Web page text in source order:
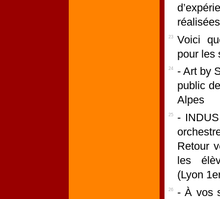
23
Voici
pour les
24
- Art by
public
Alpes
25
-
Retour
les
(Lyon
26 - À vos